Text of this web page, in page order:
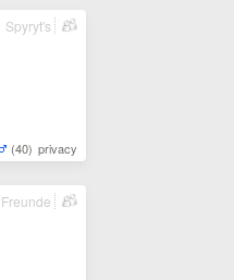
(40) privacy
Spyryt's
Freunde